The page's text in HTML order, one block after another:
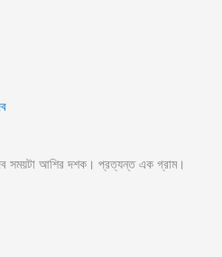
সময়টা আশির দশক। প্রত্যন্ত এক গ্রাম।